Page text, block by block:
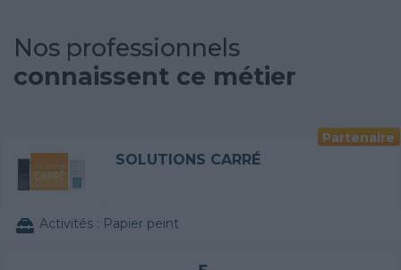
Nos professionnels
connaissent ce métier
Partenaire
SOLUTIONS CARRÉ
Activités : Papier peint